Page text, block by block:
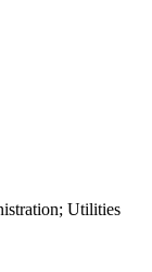
Utilities